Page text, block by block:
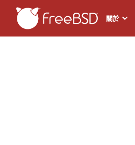
關於